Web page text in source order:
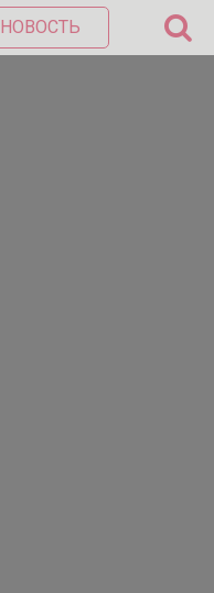
ПРИСЛАТЬ НОВОСТЬ